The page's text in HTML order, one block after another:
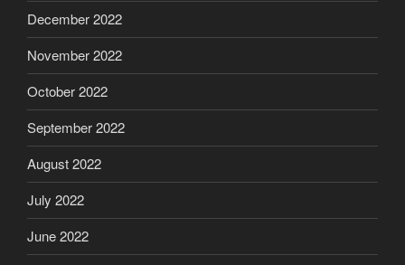
December 2022
November 2022
October 2022
September 2022
August 2022
July 2022
June 2022